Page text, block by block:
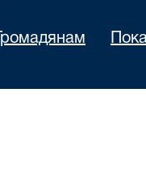
Громадянам